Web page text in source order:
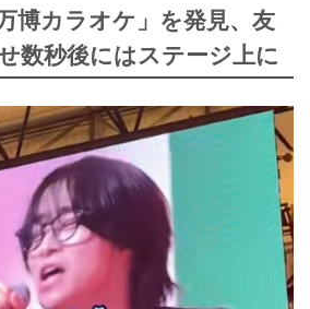
博カラオケ」を発見、友
数秒後にはステージ上に